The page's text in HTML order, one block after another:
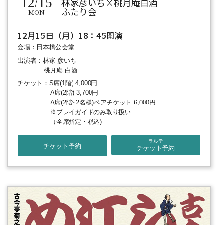
MON ふたり会
12月15日（月）18：45開演
会場：日本橋公会堂
出演者：林家 彦いち
桃月庵 白酒
チケット：S席(1階) 4,000円
A席(2階) 3,700円
A席(2階･2名様)ペアチケット 6,000円
※プレイガイドのみ取り扱い
（全席指定・税込)
チケット予約
ラルテ
チケット予約